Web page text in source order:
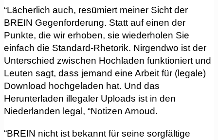
“Lächerlich auch, resümiert meiner Sicht der
BREIN Gegenforderung. Statt auf einen der
Punkte, die wir erhoben, sie wiederholen Sie
einfach die Standard-Rhetorik. Nirgendwo ist der
Unterschied zwischen Hochladen funktioniert und
Leuten sagt, dass jemand eine Arbeit für (legale)
Download hochgeladen hat. Und das
Herunterladen illegaler Uploads ist in den
Niederlanden legal, “Notizen Arnoud.
“BREIN nicht ist bekannt für seine sorgfältige